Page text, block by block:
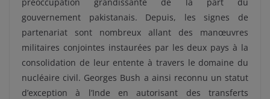
gouvernement pakistanais. Depuis, les signes de
partenariat sont nombreux allant des manœuvres
militaires conjointes instaurées par les deux pays à la
consolidation de leur entente à travers le domaine du
nucléaire civil. Georges Bush a ainsi reconnu un statut
d’exception à l’Inde en autorisant des transferts